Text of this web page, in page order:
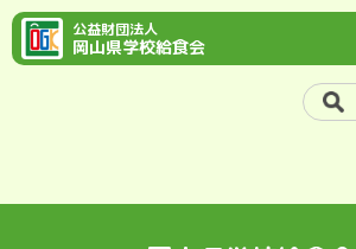
公益財団法人
岡山県学校給食会